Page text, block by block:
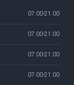
07:00-21:00
07:00-21:00
07:00-21:00
07:00-21:00